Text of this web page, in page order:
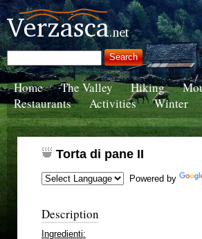
Home The Valley Hiking
Restaurants
Activities Winter
Torta di pane II
Powered by
Description
Ingredienti: